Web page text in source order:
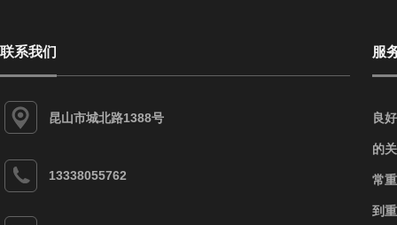
联系我们
昆山市城北路1388号
13338055762
服
良
的
常
到